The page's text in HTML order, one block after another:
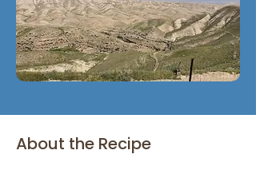
About the Recipe